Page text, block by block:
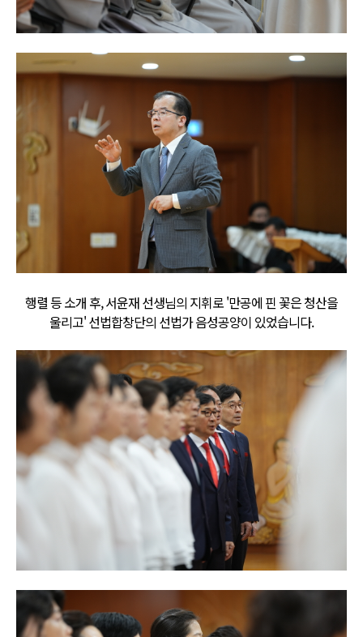
행렬 등 소개 후, 서윤재 선생님의 지휘로 '만공에 핀 꽃은 청산을
울리고' 선법합창단의 선법가 음성공양이 있었습니다.